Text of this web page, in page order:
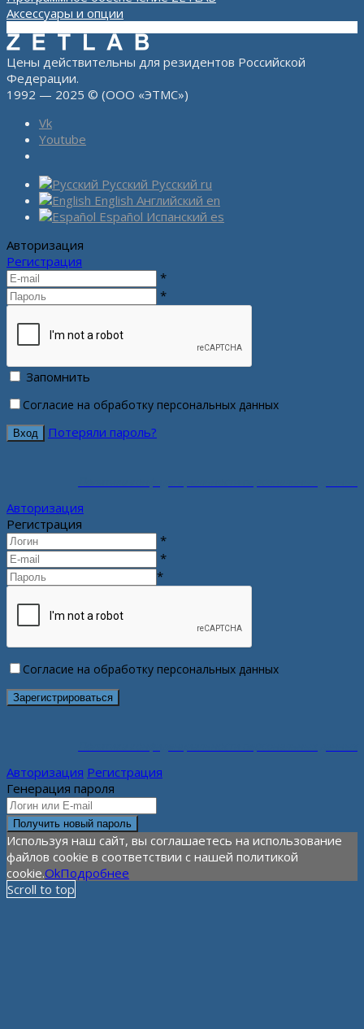
Аксессуары и опции
Цены действительны для резидентов Российской
Федерации.
1992 — 2025 © (ООО «ЭТМС»)
Vk
Youtube
Русский Русский ru
English Английский en
Español Испанский es
Авторизация
Регистрация
*
*
Запомнить
Согласие на обработку персональных данных
Потеряли пароль?
Авторизация
Регистрация
*
*
*
Согласие на обработку персональных данных
Авторизация Регистрация
Генерация пароля
Используя наш сайт, вы соглашаетесь на использование
файлов cookie в соответствии с нашей политикой
cookie.OkПодробнее
Scroll to top